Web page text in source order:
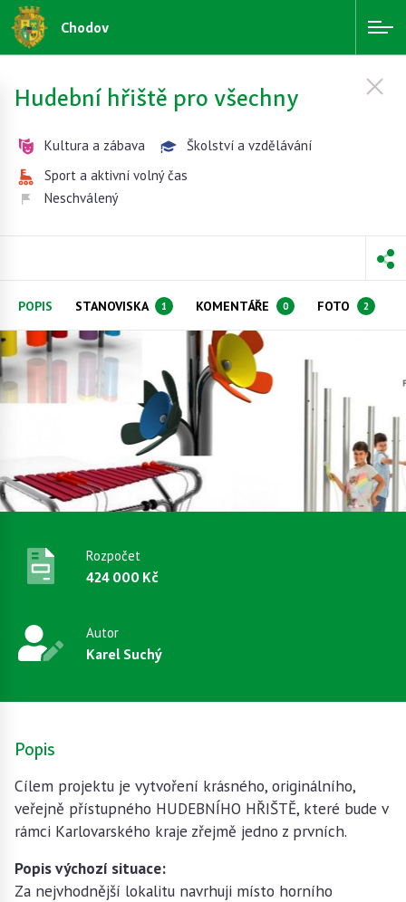
Chodov
Hudební hřiště pro všechny
Kultura a zábava
Školství a vzdělávání
Sport a aktivní volný čas
Neschválený
POPIS STANOVISKA 1 KOMENTÁŘE 0 FOTO 2
Rozpočet
424 000 Kč
Autor
Karel Suchý
Popis
Cílem projektu je vytvoření krásného, originálního,
veřejně přístupného HUDEBNÍHO HŘIŠTĚ, které bude v
rámci Karlovarského kraje zřejmě jedno z prvních.
Popis výchozí situace:
Za nejvhodnější lokalitu navrhuji místo horního